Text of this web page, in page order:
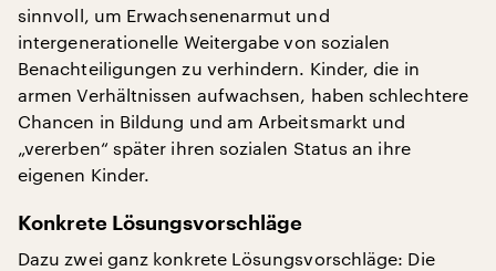
sinnvoll, um Erwachsenenarmut und
intergenerationelle Weitergabe von sozialen
Benachteiligungen zu verhindern. Kinder, die in
armen Verhältnissen aufwachsen, haben schlechtere
Chancen in Bildung und am Arbeitsmarkt und
„vererben“ später ihren sozialen Status an ihre
eigenen Kinder.
Konkrete Lösungsvorschläge
Dazu zwei ganz konkrete Lösungsvorschläge: Die